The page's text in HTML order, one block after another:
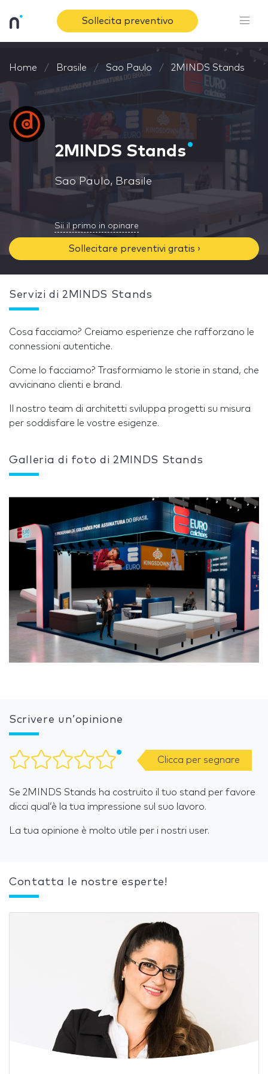
Sollecita preventivo
Home Brasile Sao Paulo 2MINDS Stands
2MINDS Stands
Sao Paulo, Brasile
Sii il primo in opinare
Sollecitare preventivi gratis ›
Servizi di 2MINDS Stands
Cosa facciamo? Creiamo esperienze che rafforzano le
connessioni autentiche.
Come lo facciamo? Trasformiamo le storie in stand, che
avvicinano clienti e brand.
Il nostro team di architetti sviluppa progetti su misura
per soddisfare le vostre esigenze.
Galleria di foto di 2MINDS Stands
Scrivere un’opinione
Clicca per segnare
Se 2MINDS Stands ha costruito il tuo stand per favore
dicci qual’è la tua impressione sul suo lavoro.
La tua opinione è molto utile per i nostri user.
Contatta le nostre esperte!